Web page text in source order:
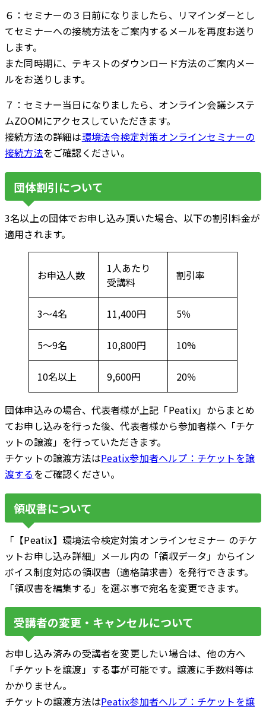
６： セミナーの３日前になりましたら、リマインダーとし
てセミナーへの接続方法をご案内するメールを再度お送り
します。
また同時期に、テキストのダウンロード方法のご案内メー
ルをお送りします。
７：セミナー当日になりましたら、オンライン会議システ
ムZOOMにアクセスしていただきます。
接続方法の詳細は環境法令検定対策オンラインセミナーの
接続方法をご確認ください。
団体割引について
3名以上の団体でお申し込み頂いた場合、以下の割引料金が
適用されます。
お申込人数
1人あたり
受講料
割引率
3～4名 11,400円 5％
5～9名 10,800円 10%
10名以上 9,600円 20％
団体申込みの場合、代表者様が上記「Peatix」からまとめ
てお申し込みを行った後、代表者様から参加者様へ「チケ
ットの譲渡」を行っていただきます。
チケットの譲渡方法はPeatix参加者ヘルプ：チケットを譲
渡するをご確認ください。
領収書について
「【Peatix】環境法令検定対策オンラインセミナー のチケ
ットお申し込み詳細」メール内の「領収データ」からイン
ボイス制度対応の領収書（適格請求書）を発行できます。
「領収書を編集する」を選ぶ事で宛名を変更できます。
受講者の変更・キャンセルについて
お申し込み済みの受講者を変更したい場合は、他の方へ
「チケットを譲渡」する事が可能です。譲渡に手数料等は
かかりません。
チケットの譲渡方法はPeatix参加者ヘルプ：チケットを譲